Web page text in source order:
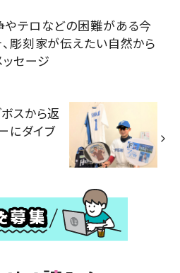
やテロなどの困難がある今
、彫刻家が伝えたい自然から
ッセージ
スから返
にダイブ